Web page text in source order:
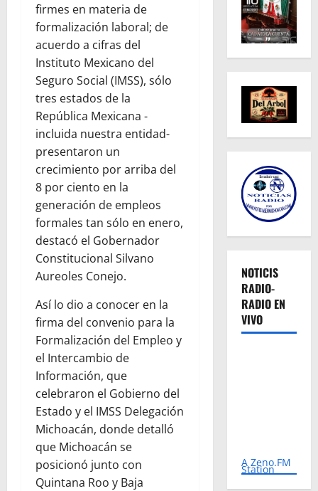
firmes en materia de
formalización laboral; de
acuerdo a cifras del
Instituto Mexicano del
Seguro Social (IMSS), sólo
tres estados de la
República Mexicana -
incluida nuestra entidad-
presentaron un
crecimiento por arriba del
8 por ciento en la
generación de empleos
formales tan sólo en enero,
destacó el Gobernador
Constitucional Silvano
Aureoles Conejo.
Así lo dio a conocer en la
firma del convenio para la
Formalización del Empleo y
el Intercambio de
Información, que
celebraron el Gobierno del
Estado y el IMSS Delegación
Michoacán, donde detalló
que Michoacán se
posicionó junto con
Quintana Roo y Baja
NOTICIS
RADIO-
RADIO EN
VIVO
A Zeno.FM
Station